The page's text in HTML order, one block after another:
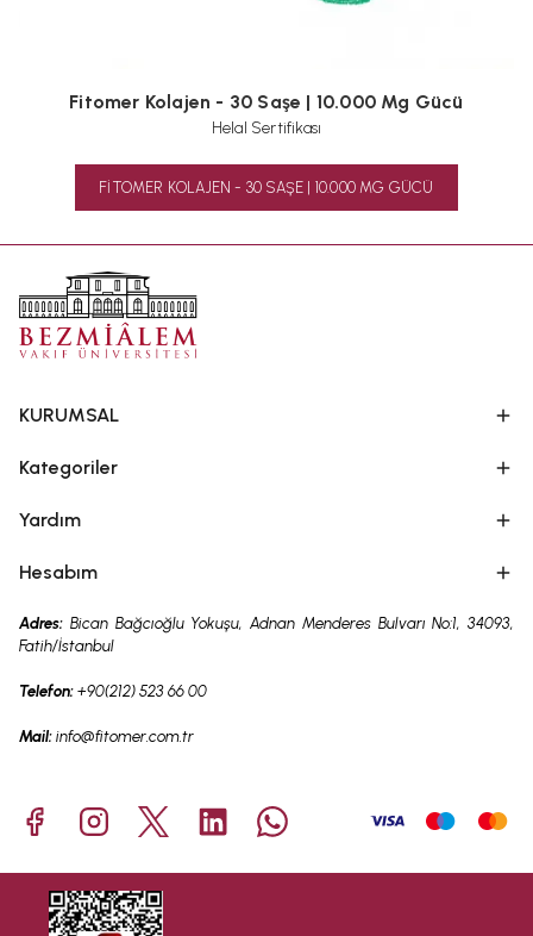
Fitomer Kolajen - 30 Saşe | 10.000 Mg Gücü
Helal Sertifikası
FITOMER KOLAJEN - 30 SAŞE | 10.000 MG GÜCÜ
KURUMSAL
Kategoriler
Yardım
Hesabım
Adres: Bican Bağcıoğlu Yokuşu, Adnan Menderes Bulvarı No:1, 34093,
Fatih/İstanbul
Telefon:+90(212) 523 66 00
Mail:info@fitomer.com.tr